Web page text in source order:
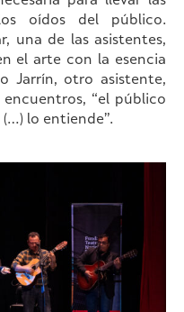
oídos del público.
una de las asistentes,
el arte con la esencia
Jarrín, otro asistente,
“el público
lo entiende”.